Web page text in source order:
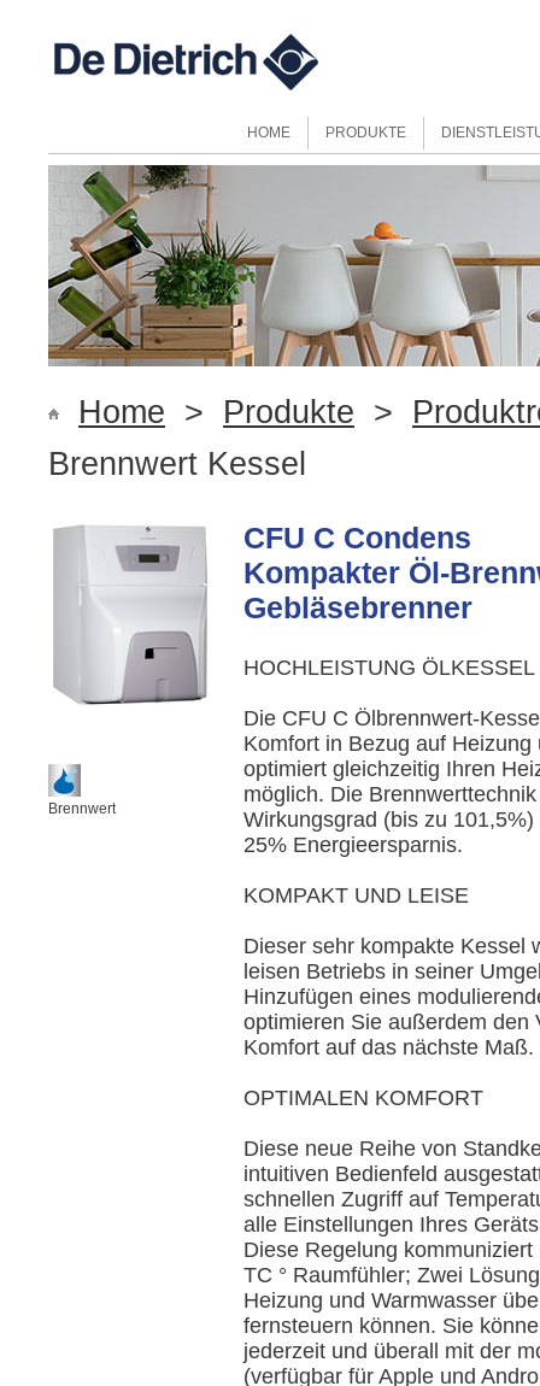
HOME PRODUKTE
Home > Produkte >
Brennwert Kessel
Brennwert
CFU C Condens
Kompakter Öl-
Gebläsebrenner
HOCHLEISTUNG ÖLKESSEL
Die CFU C Ölbrennwert-
Komfort in Bezug auf
optimiert gleichzeitig Ihren
möglich. Die
Wirkungsgrad (bis zu
25% Energieersparnis.
KOMPAKT UND LEISE
Dieser sehr kompakte Kessel
leisen Betriebs in seiner
Hinzufügen eines
optimieren Sie außerdem den
Komfort auf das nächste Maß.
OPTIMALEN KOMFORT
Diese neue Reihe von
intuitiven Bedienfeld
schnellen Zugriff auf
alle Einstellungen Ihres
Diese Regelung
TC ° Raumfühler; Zwei
Heizung und Warmwasser
fernsteuern können. Sie
jederzeit und überall mit der
(verfügbar für Apple und